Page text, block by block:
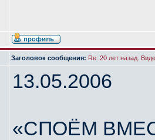
Заголовок сообщения: Re: 20 лет назад.
13.05.2006
«СПОЁМ